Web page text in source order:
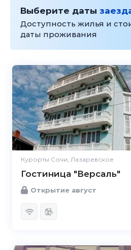
Выберите даты
Доступность жилья и
даты проживания
Курорты Сочи, Лазаревское
Гостиница "Версаль"
Открытие август